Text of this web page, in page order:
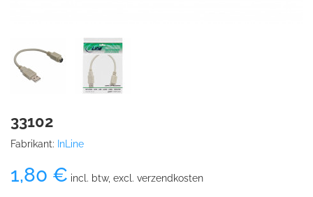
33102
Fabrikant: InLine
1,80 € incl. btw, excl. verzendkosten